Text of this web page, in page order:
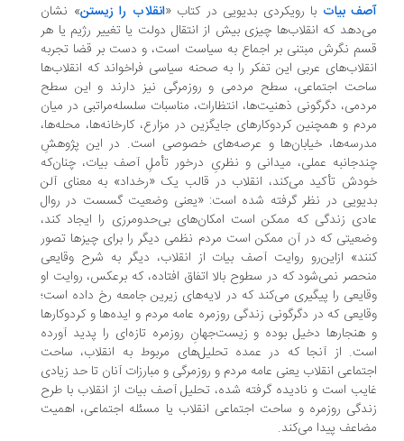
بیاتبا رویکردی بدیویی در کتاب «انقلاب را زیستن» نشان
که انقلاب‌ها چیزی بیش از انتقال دولت یا تغییر رژیم یا هر
نگرش مبتنی بر اجماع به سیاست است، و دست بر قضا تجربه
عربی این تفکر را به صحنه سیاسی فراخواند که انقلاب‌ها
اجتماعی، سطح مردمی و روزمرگی نیز دارند و این سطح
دگرگونی ذهنیت‌ها، انتظارات، مناسبات سلسله‌مراتبی در میان
و همچنین کردوکارهای جایگزین در مزارع، کارخانه‌ها، محله‌ها،
خیابان‌ها و عرصه‌های خصوصی است. در این پژوهشِ
عملی، میدانی و نظریِ درخور تأملِ آصف بیات، چنان‌که
تأکید می‌کند، انقلاب در قالب یک «رخداد» به معنای آلن
در نظر گرفته شده است: «یعنی وضعیت گسست در روال
زندگی که ممکن است امکان‌های بی‌حدومرزی را ایجاد کند،
که در آن ممکن است مردم نظمی دیگر را برای چیزها تصور
از‌این‌رو روایت آصف بیات از انقلاب، دیگر به شرح وقایعی
نمی‌شود که در سطوح بالا اتفاق افتاده، که برعکس، روایت او
را پیگیری می‌کند که در لایه‌های زیرین جامعه رخ داده است؛
که در دگرگونی زندگی روزمره عامه مردم و ایده‌ها و کردوکارها
دخیل بوده و زیست‌جهانِ روزمره تازه‌ای را پدید آورده
از آنجا که در عمده تحلیل‌های مربوط به انقلاب، ساحت
انقلاب یعنی عامه مردم و روزمرگی و مبارزات آنان تا حد زیادی
است و نادیده گرفته شده، تحلیل آصف بیات از انقلاب با طرح
روزمره و ساحت اجتماعی انقلاب یا مسئله اجتماعی، اهمیت
پیدا می‌کند.